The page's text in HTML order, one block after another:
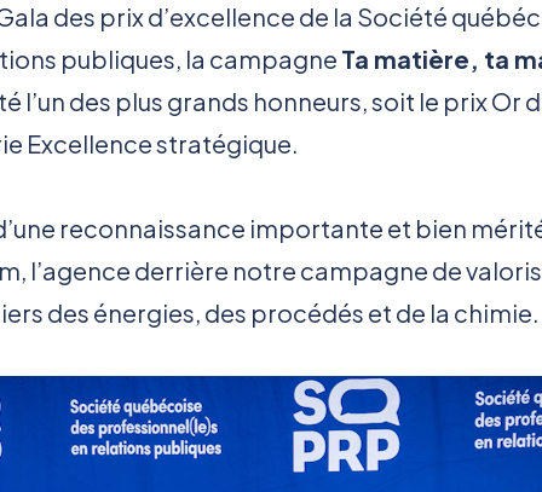
des prix d’excellence de la Société
publiques, la campagne Ta matière, ta
l’un des plus grands honneurs, soit le prix Or
Excellence stratégique.
reconnaissance importante et bien
l’agence derrière notre campagne de
des énergies, des procédés et de la chimie.